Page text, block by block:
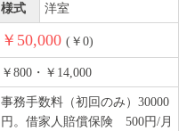
様式 洋室
￥50,000 (￥0)
￥800・￥14,000
事務手数料（初回のみ）30000
円。借家人賠償保険 500円/月